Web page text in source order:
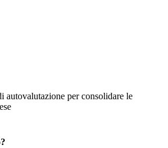
autovalutazione per consolidare le